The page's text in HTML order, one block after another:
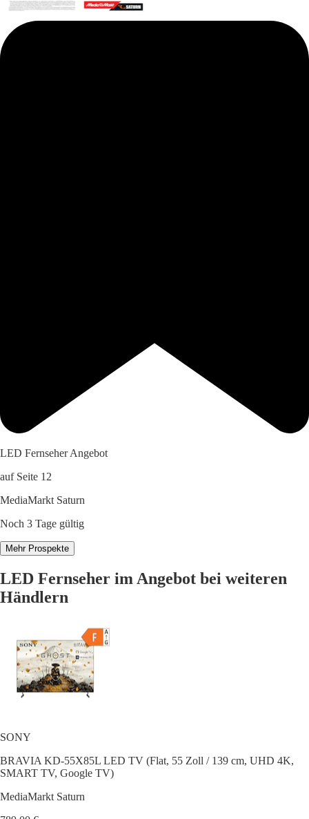
LED Fernseher Angebot
auf Seite 12
MediaMarkt Saturn
Noch 3 Tage gültig
Mehr Prospekte
LED Fernseher im Angebot bei weiteren
Händlern
SONY
BRAVIA KD-55X85L LED TV (Flat, 55 Zoll / 139 cm, UHD 4K,
SMART TV, Google TV)
MediaMarkt Saturn